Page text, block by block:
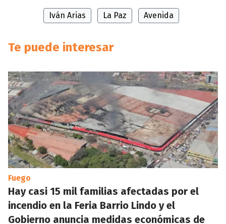
Iván Arias La Paz Avenida
Te puede interesar
Fuego
Hay casi 15 mil familias afectadas por el
incendio en la Feria Barrio Lindo y el
Gobierno anuncia medidas económicas de